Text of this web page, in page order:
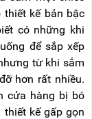
thiết kế bản bậc
có những khi
để sắp xếp
từ khi sắm
hơn rất nhiều.
cửa hàng bị bó
kế gấp gọn